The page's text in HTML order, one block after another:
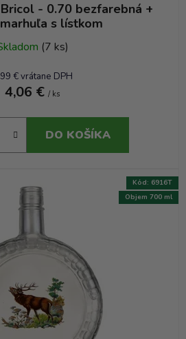
- 0.70 bezfarebná +
s lístkom
(7 ks)
€ vrátane DPH
4,06 € / ks
DO KOŠÍKA
Objem 700 ml
Kód: 6916T